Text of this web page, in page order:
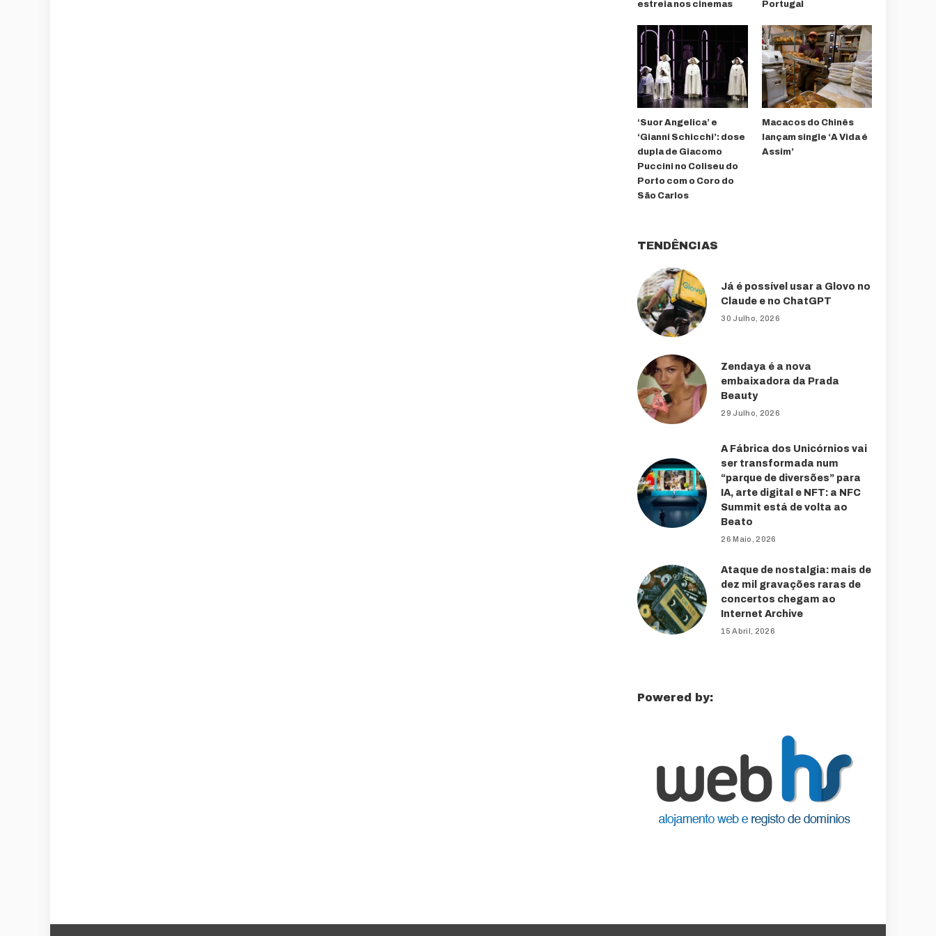
estreia nos cinemas Portugal
‘Suor Angelica’ e
‘Gianni Schicchi’: dose
dupla de Giacomo
Puccini no Coliseu do
Porto com o Coro do
São Carlos
Macacos do Chinês
lançam single ‘A Vida é
Assim’
TENDÊNCIAS
Já é possível usar a Glovo no
Claude e no ChatGPT
30 Julho, 2026
Zendaya é a nova
embaixadora da Prada
Beauty
29 Julho, 2026
A Fábrica dos Unicórnios vai
ser transformada num
“parque de diversões” para
IA, arte digital e NFT: a NFC
Summit está de volta ao
Beato
26 Maio, 2026
Ataque de nostalgia: mais de
dez mil gravações raras de
concertos chegam ao
Internet Archive
15 Abril, 2026
Powered by: